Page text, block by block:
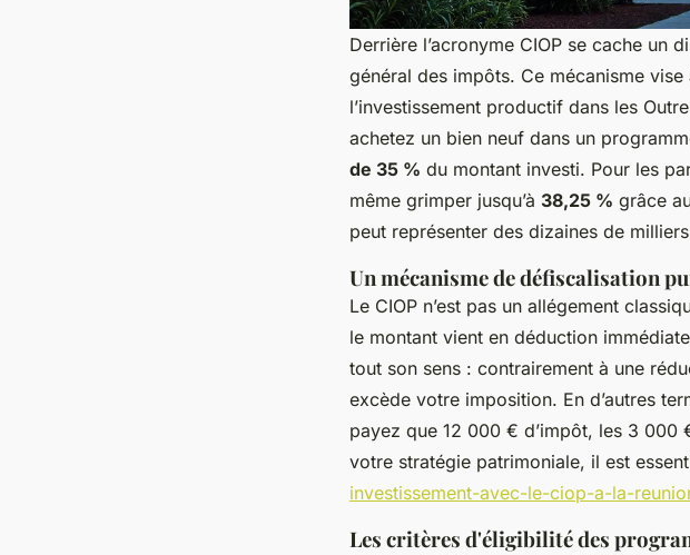
Derrière l’acronyme CIOP se cache un
général des impôts. Ce mécanisme
l’investissement productif dans les
achetez un bien neuf dans un
de 35 % du montant investi. Pour les
même grimper jusqu’à 38,25 % grâce
peut représenter des dizaines de milliers
Un mécanisme de défiscalisation
Le CIOP n’est pas un allégement
le montant vient en déduction
tout son sens : contrairement à une
excède votre imposition. En d’autres
payez que 12 000 € d’impôt, les 3 000
votre stratégie patrimoniale, il est
investissement-avec-le-ciop-a-la-
Les critères d'éligibilité des